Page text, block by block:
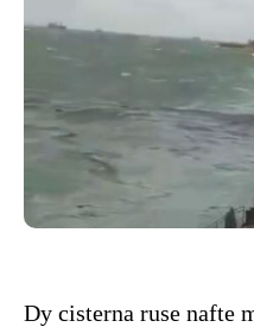
Dy cisterna ruse nafte